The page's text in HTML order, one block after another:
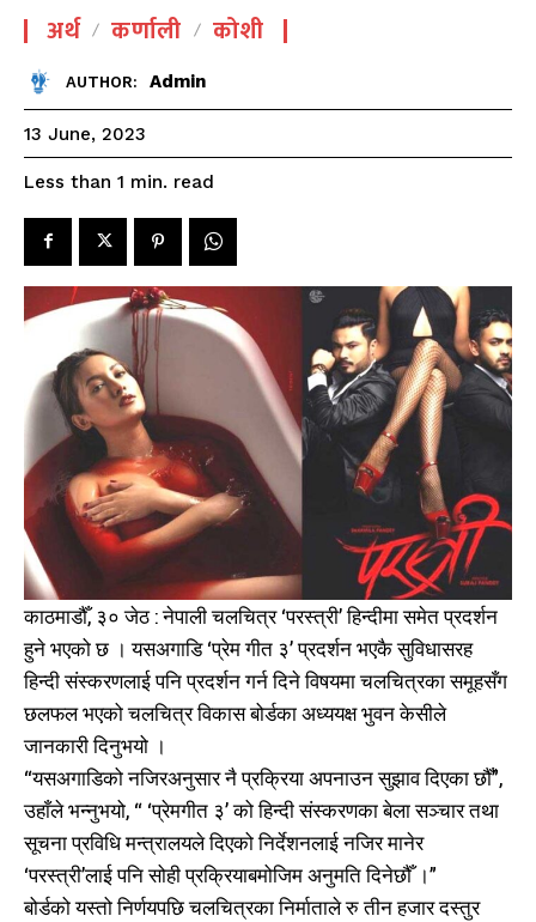
अर्थ कर्णाली कोशी
AUTHOR: Admin
13 June, 2023
Less than 1 min. read
काठमाडौँ, ३० जेठ : नेपाली चलचित्र ‘परस्त्री’ हिन्दीमा समेत प्रदर्शन
हुने भएको छ । यसअगाडि ‘प्रेम गीत ३’ प्रदर्शन भएकै सुविधासरह
हिन्दी संस्करणलाई पनि प्रदर्शन गर्न दिने विषयमा चलचित्रका समूहसँग
छलफल भएको चलचित्र विकास बोर्डका अध्ययक्ष भुवन केसीले
जानकारी दिनुभयो ।
“यसअगाडिको नजिरअनुसार नै प्रक्रिया अपनाउन सुझाव दिएका छौँ”,
उहाँले भन्नुभयो, “ ‘प्रेमगीत ३’ को हिन्दी संस्करणका बेला सञ्चार तथा
सूचना प्रविधि मन्त्रालयले दिएको निर्देशनलाई नजिर मानेर
‘परस्त्री’लाई पनि सोही प्रक्रियाबमोजिम अनुमति दिनेछौँ ।”
बोर्डको यस्तो निर्णयपछि चलचित्रका निर्माताले रु तीन हजार दस्तुर